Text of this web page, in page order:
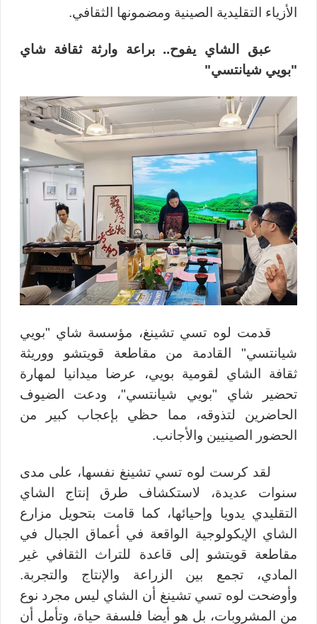
الأزياء التقليدية الصينية ومضمونها الثقافي.
عبق الشاي يفوح.. براعة وارثة ثقافة شاي
"بويي شيانتسي"
قدمت لوه تسي تشينغ، مؤسسة شاي "بويي
شيانتسي" القادمة من مقاطعة قويتشو ووريثة
ثقافة الشاي لقومية بويي، عرضا ميدانيا لمهارة
تحضير شاي "بويي شيانتسي"، ودعت الضيوف
الحاضرين لتذوقه، مما حظي بإعجاب كبير من
الحضور الصينيين والأجانب.
لقد كرست لوه تسي تشينغ نفسها، على مدى
سنوات عديدة، لاستكشاف طرق إنتاج الشاي
التقليدي يدويا وإحيائها، كما قامت بتحويل مزارع
الشاي الإيكولوجية الواقعة في أعماق الجبال في
مقاطعة قويتشو إلى قاعدة للتراث الثقافي غير
المادي، تجمع بين الزراعة والإنتاج والتجربة.
وأوضحت لوه تسي تشينغ أن الشاي ليس مجرد نوع
من المشروبات، بل هو أيضا فلسفة حياة، وتأمل أن